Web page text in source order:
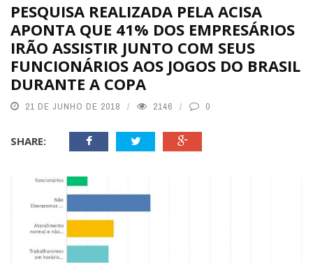
PESQUISA REALIZADA PELA ACISA
APONTA QUE 41% DOS EMPRESÁRIOS
IRÃO ASSISTIR JUNTO COM SEUS
FUNCIONÁRIOS AOS JOGOS DO BRASIL
DURANTE A COPA
21 DE JUNHO DE 2018 2146 0
SHARE: